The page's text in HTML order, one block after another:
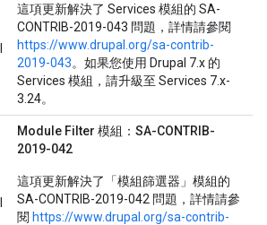
這項更新解決了 Services 模組的 SA-
CONTRIB-2019-043 問題，詳情請參閱
https://www.drupal.org/sa-contrib-
2019-043。如果您使用 Drupal 7.x 的
Services 模組，請升級至 Services 7.x-
3.24。
Module Filter 模組：SA-CONTRIB-
2019-042
這項更新解決了「模組篩選器」模組的
SA-CONTRIB-2019-042 問題，詳情請參
閱 https://www.drupal.org/sa-contrib-